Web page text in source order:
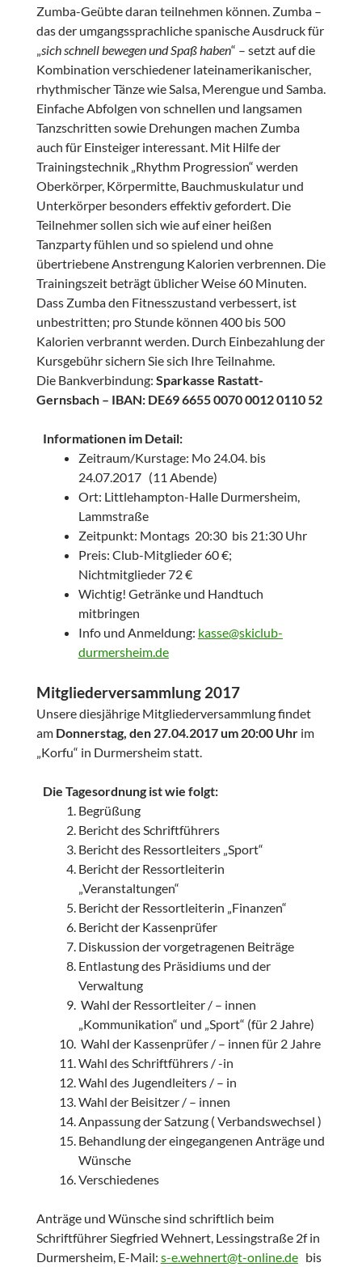
Zumba-Geübte daran teilnehmen können. Zumba –
das der umgangssprachliche spanische Ausdruck für
sich schnell bewegen und Spaß haben“ – setzt auf die
Kombination verschiedener lateinamerikanischer,
rhythmischer Tänze wie Salsa, Merengue und Samba.
Einfache Abfolgen von schnellen und langsamen
Tanzschritten sowie Drehungen machen Zumba
auch für Einsteiger interessant. Mit Hilfe der
Trainingstechnik „Rhythm Progression“ werden
Oberkörper, Körpermitte, Bauchmuskulatur und
Unterkörper besonders effektiv gefordert. Die
Teilnehmer sollen sich wie auf einer heißen
Tanzparty fühlen und so spielend und ohne
übertriebene Anstrengung Kalorien verbrennen. Die
Trainingszeit beträgt üblicher Weise 60 Minuten.
Dass Zumba den Fitnesszustand verbessert, ist
unbestritten; pro Stunde können 400 bis 500
Kalorien verbrannt werden. Durch Einbezahlung der
Kursgebühr sichern Sie sich Ihre Teilnahme.
Die Bankverbindung: Sparkasse Rastatt-
Gernsbach – IBAN: DE69 6655 0070 0012 0110 52
Informationen im Detail:
Zeitraum/Kurstage: Mo 24.04. bis
24.07.2017 (11 Abende)
Ort: Littlehampton-Halle Durmersheim,
Lammstraße
Zeitpunkt: Montags 20:30 bis 21:30 Uhr
Preis: Club-Mitglieder 60 €;
Nichtmitglieder 72 €
Wichtig! Getränke und Handtuch
mitbringen
Info und Anmeldung: kasse@skiclub-
durmersheim.de
Mitgliederversammlung 2017
Unsere diesjährige Mitgliederversammlung findet
am Donnerstag, den 27.04.2017um 20:00 Uhr im
„Korfu“ in Durmersheim statt.
Die Tagesordnung ist wie folgt:
Begrüßung
Bericht des Schriftführers
Bericht des Ressortleiters „Sport“
Bericht der Ressortleiterin
„Veranstaltungen“
Bericht der Ressortleiterin „Finanzen“
Bericht der Kassenprüfer
Diskussion der vorgetragenen Beiträge
Entlastung des Präsidiums und der
Verwaltung
Wahl der Ressortleiter / – innen
„Kommunikation“ und „Sport“ (für 2 Jahre)
Wahl der Kassenprüfer / – innen für 2 Jahre
Wahl des Schriftführers / -in
Wahl des Jugendleiters / – in
Wahl der Beisitzer / – innen
Anpassung der Satzung ( Verbandswechsel )
Behandlung der eingegangenen Anträge und
Wünsche
Verschiedenes
Anträge und Wünsche sind schriftlich beim
Schriftführer Siegfried Wehnert, Lessingstraße 2f in
Durmersheim, E-Mail: s-e.wehnert@t-online.debis